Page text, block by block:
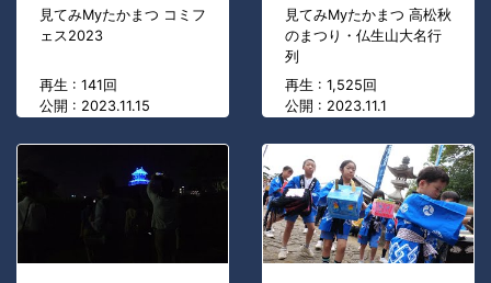
見てみMyたかまつ コミフ
ェス2023
再生 : 141回
公開 : 2023.11.15
見てみMyたかまつ 高松秋
のまつり・仏生山大名行
列
再生 : 1,525回
公開 : 2023.11.1